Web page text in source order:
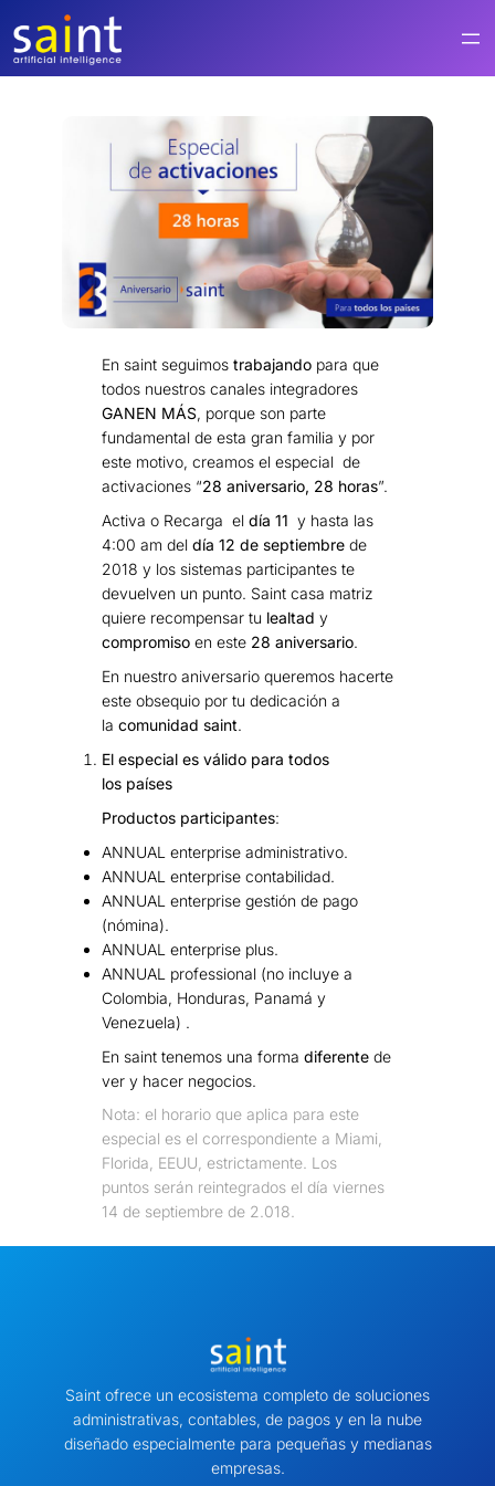
contenido
En saint seguimos trabajandopara que
todos nuestros canales integradores
GANEN MÁS, porque son parte
fundamental de esta gran familia y por
este motivo, creamos el especial de
activaciones “28 aniversario, 28 horas”.
Activa o Recarga el día 11 y hasta las
4:00 am del día 12 de septiembrede
2018 y los sistemas participantes te
devuelven un punto. Saint casa matriz
quiere recompensar tu lealtad y
compromiso en este28 aniversario.
En nuestro aniversario queremos hacerte
este obsequio por tu dedicación a
la comunidad saint.
El especial es válido para todos
los países
Productos participantes:
ANNUAL enterprise administrativo.
ANNUAL enterprise contabilidad.
ANNUAL enterprise gestión de pago
(nómina).
ANNUAL enterprise plus.
ANNUAL professional (no incluye a
Colombia, Honduras, Panamá y
Venezuela) .
En saint tenemos una forma diferentede
ver y hacer negocios.
Nota: el horario que aplica para este
especial es el correspondiente a Miami,
Florida, EEUU, estrictamente. Los
puntos serán reintegrados el día viernes
14 de septiembre de 2.018.
Saint ofrece un ecosistema completo de soluciones
administrativas, contables, de pagos y en la nube
diseñado especialmente para pequeñas y medianas
empresas.